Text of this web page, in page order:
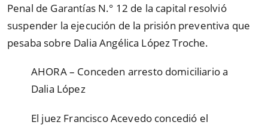
Penal de Garantías N.° 12 de la capital resolvió
suspender la ejecución de la prisión preventiva que
pesaba sobre Dalia Angélica López Troche.
AHORA – Conceden arresto domiciliario a
Dalia López
El juez Francisco Acevedo concedió el